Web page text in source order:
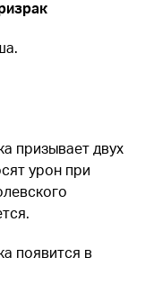
призывает двух
урон при
появится в